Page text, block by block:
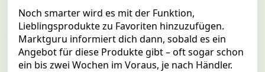
Noch smarter wird es mit der Funktion,
Lieblingsprodukte zu Favoriten hinzuzufügen.
Marktguru informiert dich dann, sobald es ein
Angebot für diese Produkte gibt – oft sogar schon
ein bis zwei Wochen im Voraus, je nach Händler.